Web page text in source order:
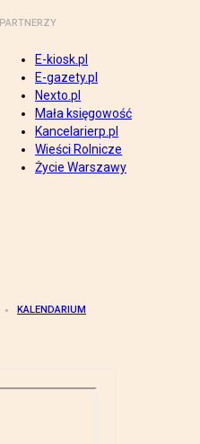
PARTNERZY
E-kiosk.pl
E-gazety.pl
Nexto.pl
Mała księgowość
Kancelarierp.pl
Wieści Rolnicze
Życie Warszawy
KALENDARIUM